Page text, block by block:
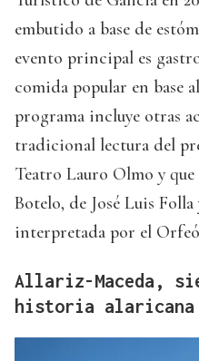
embutido a base de
evento principal es
comida popular en base
programa incluye otras
tradicional lectura del
Teatro Lauro Olmo y
Botelo, de José Luis
interpretada por el
Allariz-Maceda,
historia alaricana